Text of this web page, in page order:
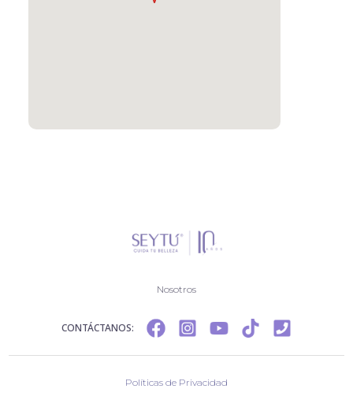
Nosotros
CONTÁCTANOS:
Políticas de Privacidad